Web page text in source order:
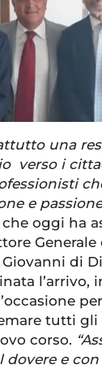
una
verso i
e
oggi ha
Generale
di
l’arrivo,
tutti gli
corso.
e